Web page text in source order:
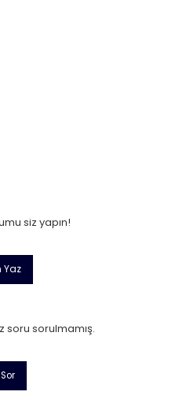
siz yapın!
Yaz
soru sorulmamış.